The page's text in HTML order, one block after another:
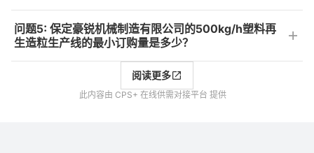
问题5: 保定豪锐机械制造有限公司的500kg/h塑料再
生造粒生产线的最小订购量是多少？
阅读更多
此内容由 CPS+ 在线供需对接平台 提供